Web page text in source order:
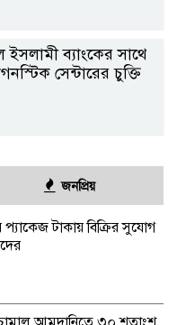
ইসলামী ব্যাংকের সাথে
সেন্টারের চুক্তি
জনপ্রিয়
প্যাকেজ টাকায় বিক্রির সুযোগ